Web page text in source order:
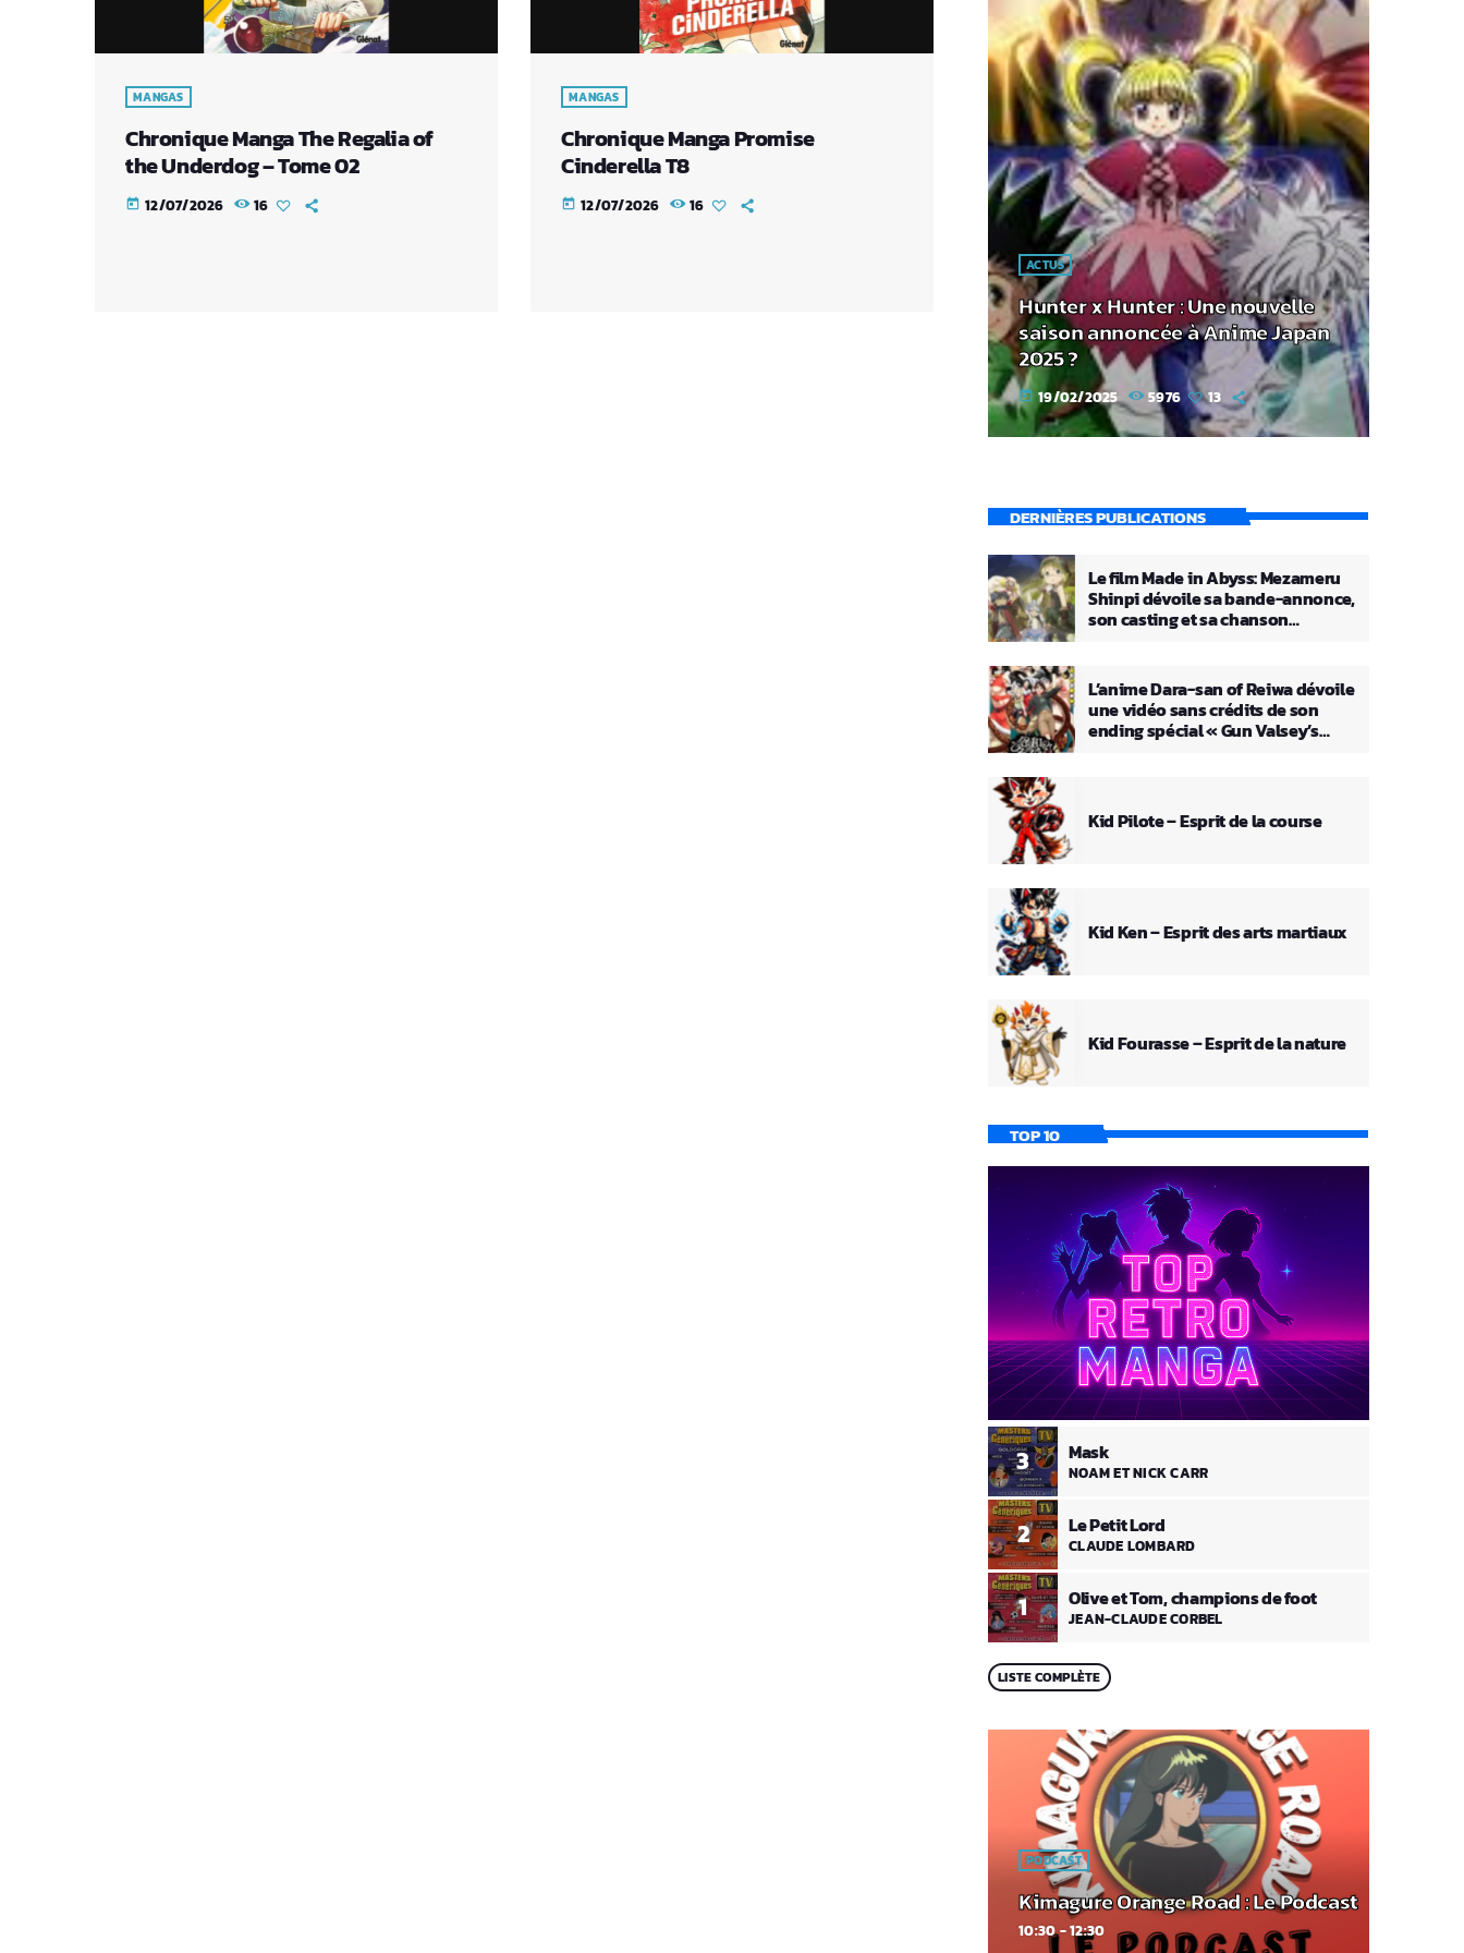
MANGAS
Chronique Manga The Regalia of
the Underdog – Tome 02
today 12/07/2026 16
MANGAS
Chronique Manga Promise
Cinderella T8
today 12/07/2026 16
ACTUS
Hunter x Hunter : Une nouvelle
saison annoncée à Anime Japan
2025 ?
today 19/02/2025 5976 13
DERNIÈRES PUBLICATIONS
Le film Made in Abyss: Mezameru
Shinpi dévoile sa bande-annonce,
son casting et sa chanson
L’anime Dara-san of Reiwa dévoile
une vidéo sans crédits de son
ending spécial « Gun Valsey’s
Kid Pilote – Esprit de la course
Kid Ken – Esprit des arts martiaux
Kid Fourasse – Esprit de la nature
TOP 10
1 Olive et Tom, champions de foot
JEAN-CLAUDE CORBEL
2 Le Petit Lord
CLAUDE LOMBARD
3 Mask
NOAM ET NICK CARR
LISTE COMPLÈTE
PODCAST
Kimagure Orange Road : Le Podcast
10:30 - 12:30